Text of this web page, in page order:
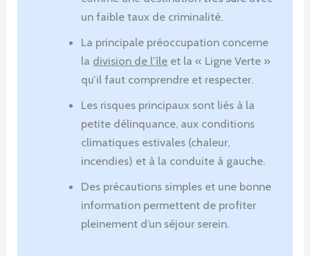
un faible taux de criminalité.
La principale préoccupation concerne
la division de l’île et la « Ligne Verte »
qu’il faut comprendre et respecter.
Les risques principaux sont liés à la
petite délinquance, aux conditions
climatiques estivales (chaleur,
incendies) et à la conduite à gauche.
Des précautions simples et une bonne
information permettent de profiter
pleinement d’un séjour serein.